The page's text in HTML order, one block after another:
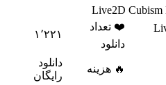
❤️ تعداد
دانلود
۱٬۲۲۱
🔥 هزینه
دانلود
رایگان